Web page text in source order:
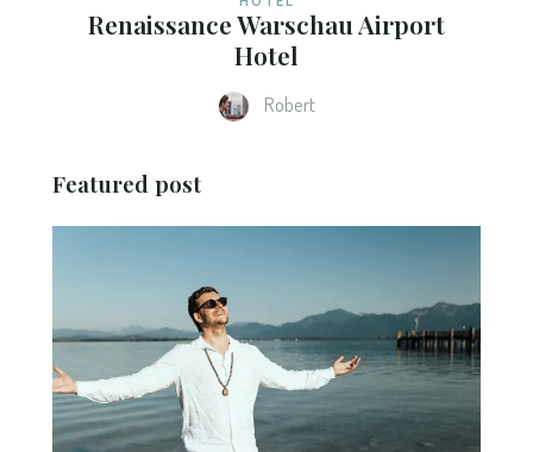
Renaissance Warschau Airport
Hotel
Robert
Featured post